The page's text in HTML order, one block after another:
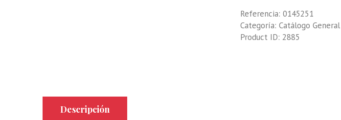
Referencia: 0145251
Categoría: Catálogo
Product ID: 2885
Descripción